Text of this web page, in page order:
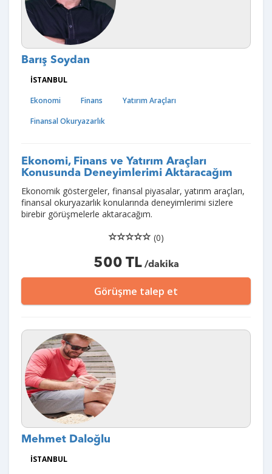
Barış Soydan
İSTANBUL
Ekonomi
Finans
Yatırım Araçları
Finansal Okuryazarlık
Ekonomi, Finans ve Yatırım Araçları
Konusunda Deneyimlerimi Aktaracağım
Ekonomik göstergeler, finansal piyasalar, yatırım araçları,
finansal okuryazarlık konularında deneyimlerimi sizlere
birebir görüşmelerle aktaracağım.
(0)
500 TL/dakika
Görüşme talep et
Mehmet Daloğlu
İSTANBUL